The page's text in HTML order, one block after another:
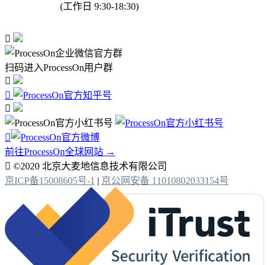
(工作日 9:30-18:30)

扫码进入ProcessOn用户群




前往ProcessOn全球网站 →
 ©2020 北京大麦地信息技术有限公司
京ICP备15008605号-1 | 京公网安备 11010802033154号